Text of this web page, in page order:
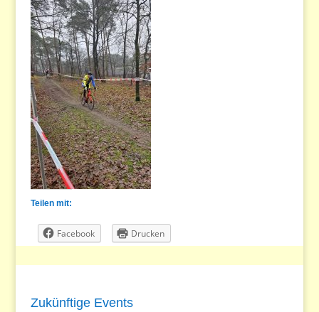
Teilen mit:
Facebook Drucken
Zukünftige Events